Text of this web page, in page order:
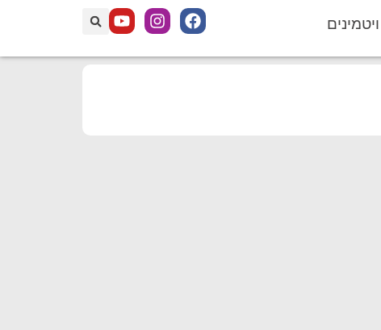
ויטמינים